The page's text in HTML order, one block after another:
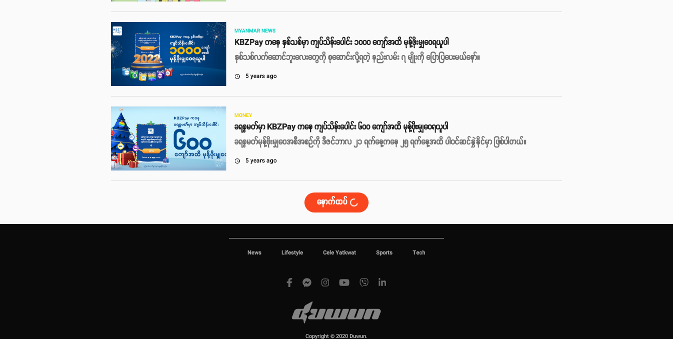
MYANMAR NEWS
KBZPay ကနေ နှစ်သစ်မှာ ကျပ်သိန်းပေါင်း ၁၀၀၀ ကျော်အထိ မုန့်ဖိုးမျှဝေရယူပါ
နှစ်သစ်လက်ဆောင်ဘူးလေးတွေကို စုဆောင်းလို့ရတဲ့ နည်းလမ်း ၇ မျိုးကို ပြောပြပေးမယ်နော်။
access_time 5 years ago
MONEY
ခရစ္စမတ်မှာ KBZPay ကနေ ကျပ်သိန်းပေါင်း ၆၀၀ ကျော်အထိ မုန့်ဖိုးမျှဝေရယူပါ
ခရစ္စမတ်မုန့်ဖိုးမျှဝေအစီအစဉ်ကို ဒီဇင်ဘာလ ၂၁ ရက်နေ့ကနေ ၂၅ ရက်နေ့အထိ ပါဝင်ဆင်နွှဲနိုင်မှာ ဖြစ်ပါတယ်။
access_time 5 years ago
နောက်ထပ်
News Lifestyle Cele Yatkwat Sports Tech
Copyright © 2020 Duwun.